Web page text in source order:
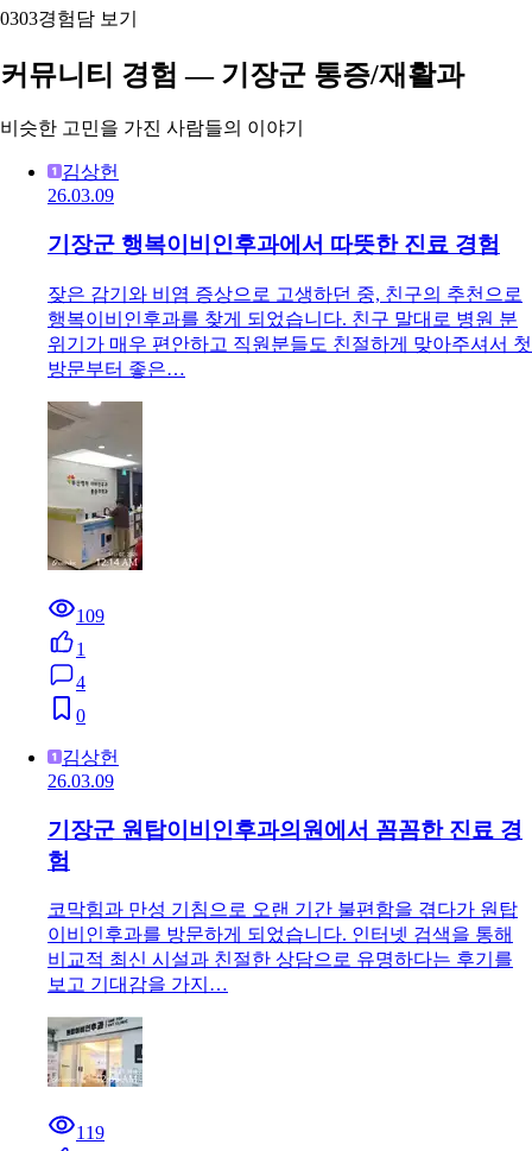
0303경험담 보기
커뮤니티 경험 — 기장군 통증/재활과
비슷한 고민을 가진 사람들의 이야기
김상헌
26.03.09
기장군 행복이비인후과에서 따뜻한 진료 경험
잦은 감기와 비염 증상으로 고생하던 중, 친구의 추천으로
행복이비인후과를 찾게 되었습니다. 친구 말대로 병원 분
위기가 매우 편안하고 직원분들도 친절하게 맞아주셔서 첫
방문부터 좋은…
109
1
4
0
김상헌
26.03.09
기장군 원탑이비인후과의원에서 꼼꼼한 진료 경
험
코막힘과 만성 기침으로 오랜 기간 불편함을 겪다가 원탑
이비인후과를 방문하게 되었습니다. 인터넷 검색을 통해
비교적 최신 시설과 친절한 상담으로 유명하다는 후기를
보고 기대감을 가지…
119